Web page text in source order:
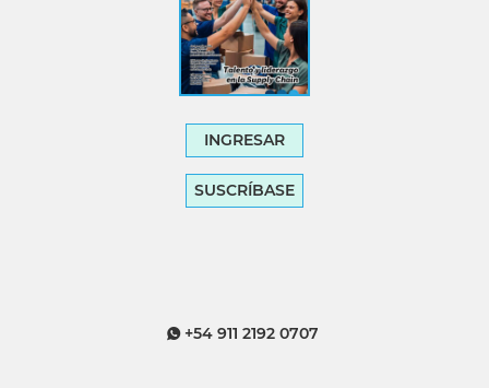
INGRESAR
SUSCRÍBASE
+54 911 2192 0707